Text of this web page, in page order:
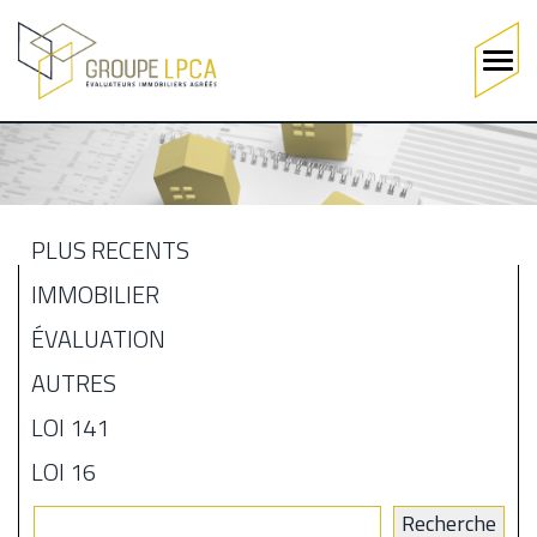
Aller
au
contenu
Main
navigation
MENU
BLOGUE
PLUS RÉCENTS
IMMOBILIER
ÉVALUATION
AUTRES
LOI 141
LOI 16